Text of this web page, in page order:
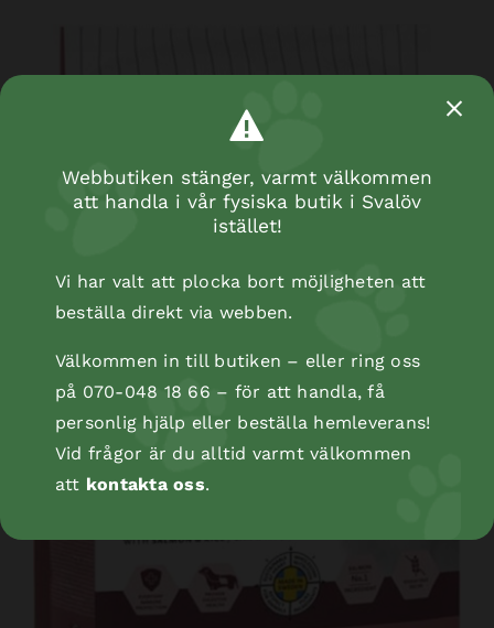
Webbutiken stänger, varmt välkommen
att handla i vår fysiska butik i Svalöv
istället!
Vi har valt att plocka bort möjligheten att
beställa direkt via webben.
Välkommen in till butiken – eller ring oss
på 070-048 18 66 – för att handla, få
personlig hjälp eller beställa hemleverans!
Vid frågor är du alltid varmt välkommen
att kontakta oss.